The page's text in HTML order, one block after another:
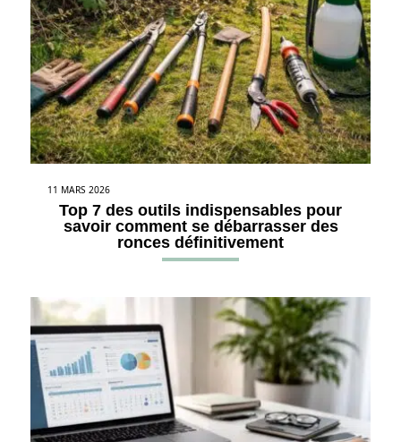
11 MARS 2026
Top 7 des outils indispensables pour
savoir comment se débarrasser des
ronces définitivement